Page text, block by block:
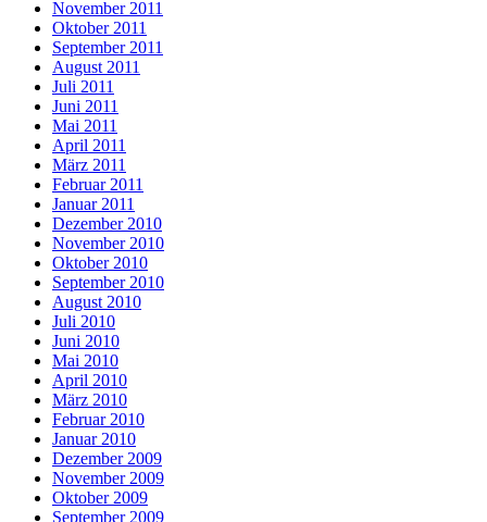
November 2011
Oktober 2011
September 2011
August 2011
Juli 2011
Juni 2011
Mai 2011
April 2011
März 2011
Februar 2011
Januar 2011
Dezember 2010
November 2010
Oktober 2010
September 2010
August 2010
Juli 2010
Juni 2010
Mai 2010
April 2010
März 2010
Februar 2010
Januar 2010
Dezember 2009
November 2009
Oktober 2009
September 2009